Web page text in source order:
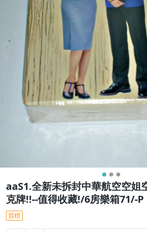
aaS1.全新未拆封中華航空空姐
克牌!!--值得收藏!/6房樂箱71/-P
競標